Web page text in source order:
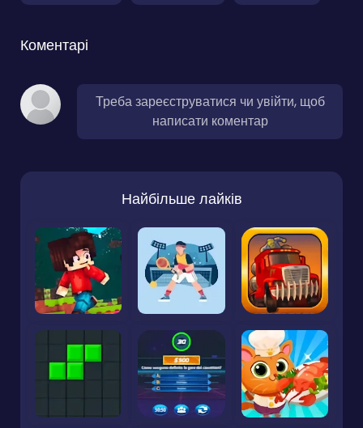
Коментарі
Треба зареєструватися чи увійти, щоб
написати коментар
Найбільше лайків